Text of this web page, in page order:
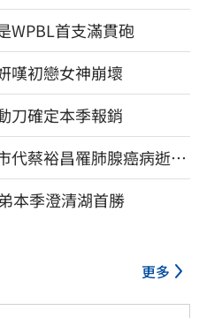
首支滿貫砲
初戀女神崩壞
確定本季報銷
代蔡裕昌罹肺腺癌病逝
本季澄清湖首勝
更多